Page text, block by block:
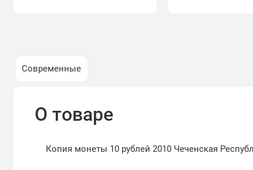
Современные
О товаре
Копия монеты 10 рублей 2010 Чеченская